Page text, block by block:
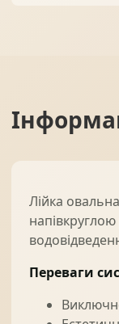
Лійка
Переваги